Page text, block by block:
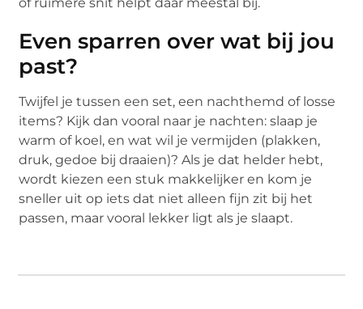
Even sparren over wat bij jou
past?
Twijfel je tussen een set, een nachthemd of losse
items? Kijk dan vooral naar je nachten: slaap je
warm of koel, en wat wil je vermijden (plakken,
druk, gedoe bij draaien)? Als je dat helder hebt,
wordt kiezen een stuk makkelijker en kom je
sneller uit op iets dat niet alleen fijn zit bij het
passen, maar vooral lekker ligt als je slaapt.